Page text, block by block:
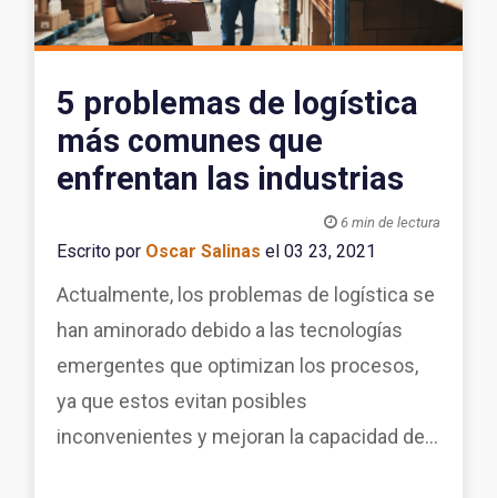
5 problemas de logística
más comunes que
enfrentan las industrias
 6 min de lectura
Escrito por Oscar Salinas el 03 23, 2021
Actualmente, los problemas de logística se
han aminorado debido a las tecnologías
emergentes que optimizan los procesos,
ya que estos evitan posibles
inconvenientes y mejoran la capacidad de...